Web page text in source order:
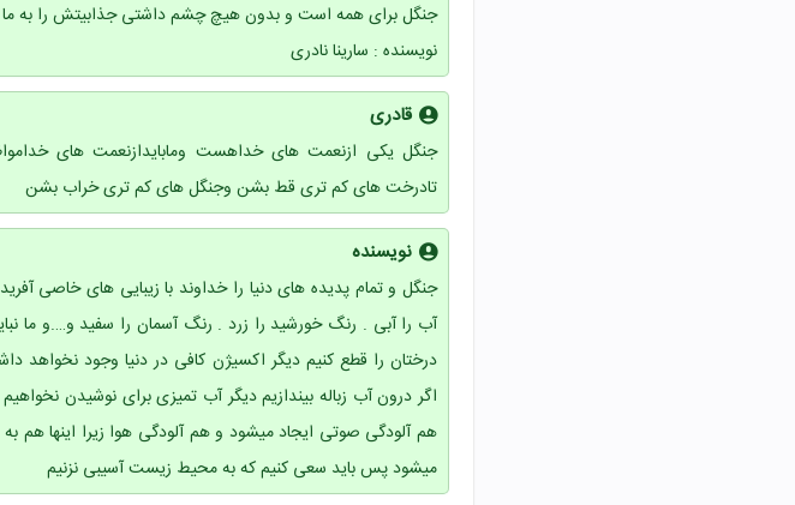
جنگل برای همه است و بدون هیچ چشم داشتی جذابیتش را به
نویسنده : سارینا نادری
قادری
جنگل یکی ازنعمت های خداهست ومابایدازنعمت های
تادرخت های کم تری قط بشن وجنگل های کم تری خراب بشن
نویسنده
جنگل و تمام پدیده های دنیا را خداوند با زیبایی های خاصی
آب را آبی . رنگ خورشید را زرد . رنگ آسمان را سفید و….و ما
درختان را قطع کنیم دیگر اکسیژن کافی در دنیا وجود نخواهد
اگر درون آب زباله بیندازیم دیگر آب تمیزی برای نوشیدن
هم آلودگی صوتی ایجاد میشود و هم آلودگی هوا زیرا اینها هم
میشود پس باید سعی کنیم که به محیط زیست آسیبی نزنیم